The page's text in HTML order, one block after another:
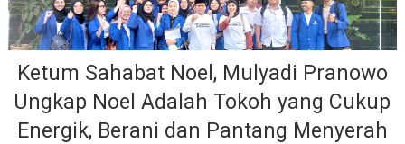
Ketum Sahabat Noel, Mulyadi Pranowo
Ungkap Noel Adalah Tokoh yang Cukup
Energik, Berani dan Pantang Menyerah